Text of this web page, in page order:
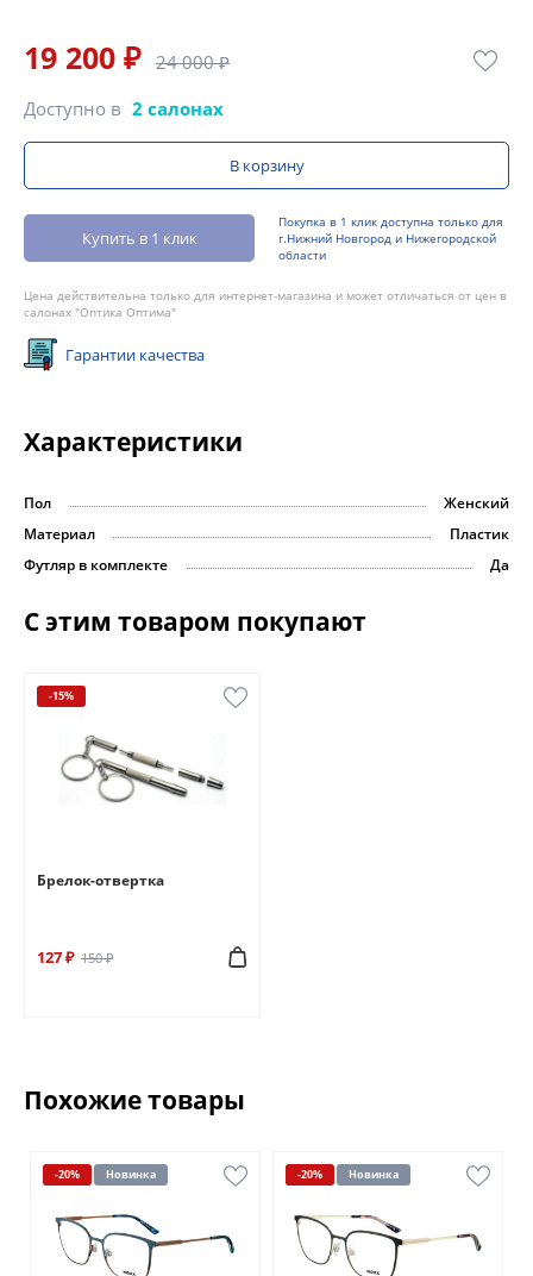
19 200 ₽ 24 000 ₽
Доступно в 2 салонах
В корзину
Купить в 1 клик
Покупка в 1 клик доступна только для
г.Нижний Новгород и Нижегородской
области
Цена действительна только для интернет-магазина и может отличаться от цен в
салонах "Оптика Оптима"
Гарантии качества
Характеристики
Пол
Женский
Материал
Пластик
Футляр в комплекте
Да
С этим товаром покупают
-15%
Брелок-отвертка
127 ₽ 150 ₽
Похожие товары
-20% Новинка -20% Новинка